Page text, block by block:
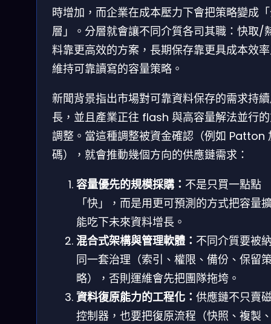
時增加，而企業在成本壓力下會把策略變成
層」。分層就會讓不同介質各司其職：快取/
料靠更高效的方案，長期保存靠更具成本效
維持可靠讀寫的容量策略。
新聞背景指出市場對可靠資料保存的需求持
長，並且產業正往 flash 與高容量解法並行
調整。當這種調整被資金確認（例如 Patton
碼），就會推動幾個方向的供應鏈需求：
容量優先的規模採購： 不是只買一點點
「快」，而是用更可預測的方式把容量
能吃下未來資料增長。
混合式架構與管理軟體： 不同介質要被
同一套治理（索引、權限、備份、保留
略），否則運維會先把團隊拖垮。
資料復原能力的工程化： 供應鏈不只賣
控制器，也要把復原流程（快照、複製